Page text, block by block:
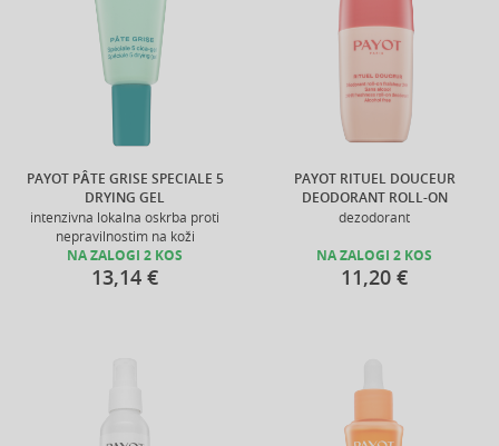
PAYOT PÂTE GRISE SPECIALE 5
DRYING GEL
intenzivna lokalna oskrba proti
nepravilnostim na koži
NA ZALOGI 2 KOS
13,14 €
PAYOT RITUEL DOUCEUR
DEODORANT ROLL-ON
dezodorant
NA ZALOGI 2 KOS
11,20 €